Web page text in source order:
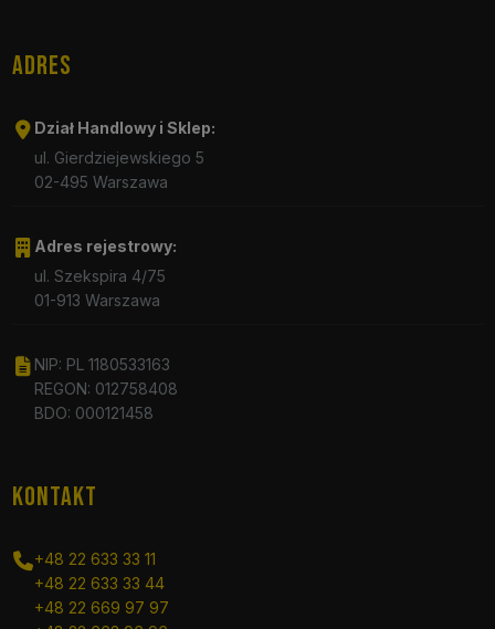
ADRES
Dział Handlowy i Sklep:
ul. Gierdziejewskiego 5
02-495 Warszawa
Adres rejestrowy:
ul. Szekspira 4/75
01-913 Warszawa
NIP: PL 1180533163
REGON: 012758408
BDO: 000121458
KONTAKT
+48 22 633 33 11
+48 22 633 33 44
+48 22 669 97 97